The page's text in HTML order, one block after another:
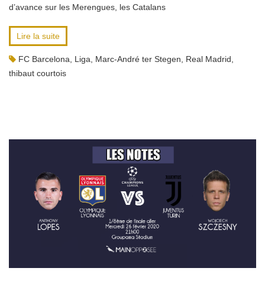
d’avance sur les Merengues, les Catalans
Lire la suite
FC Barcelona Liga Marc-André ter Stegen Real Madrid
thibaut courtois